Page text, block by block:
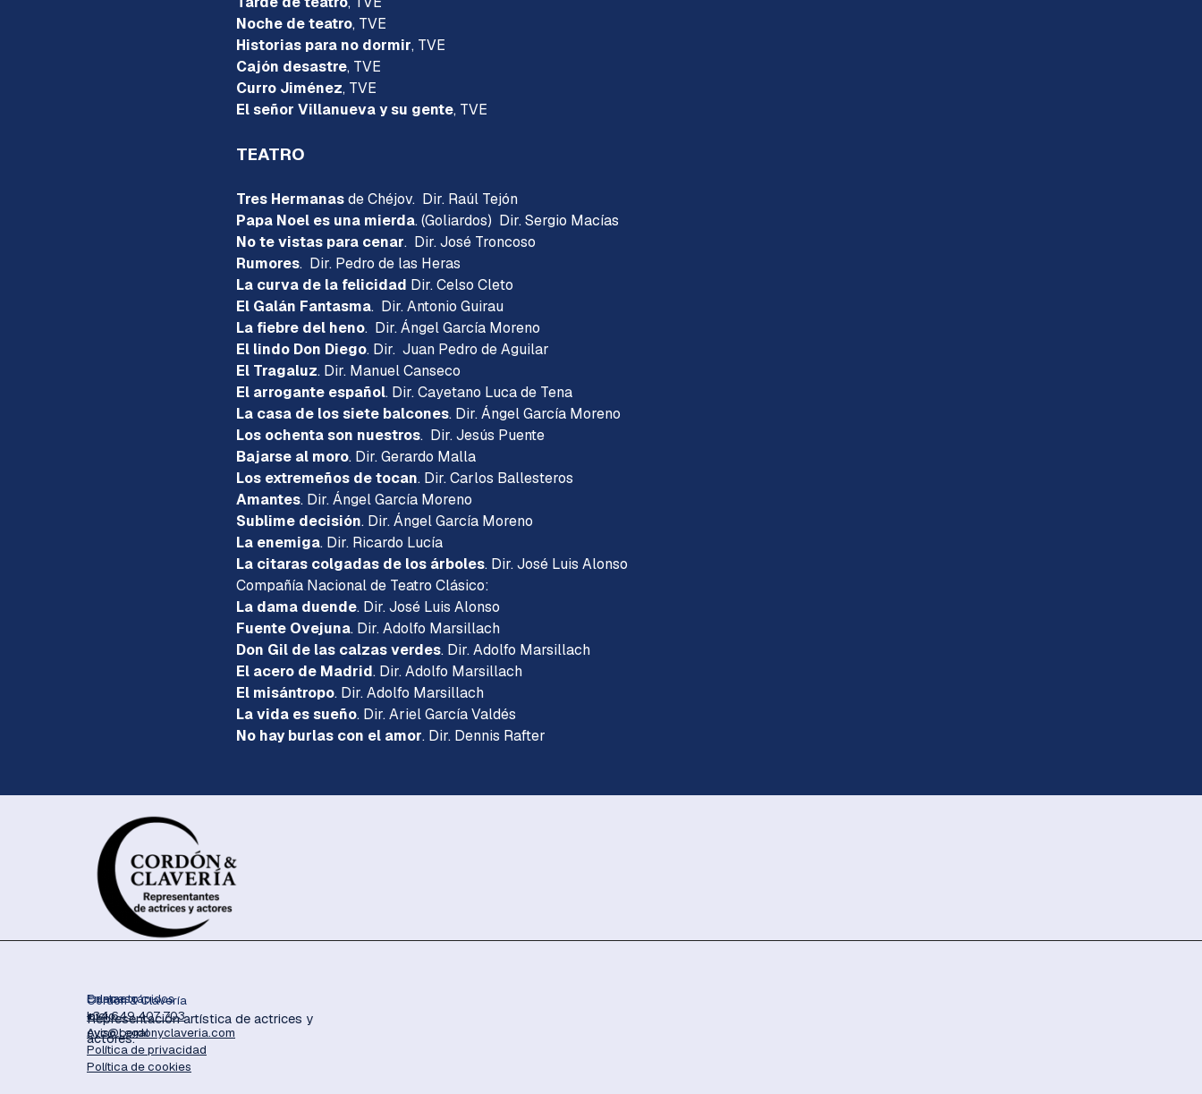
Noche de teatro, TVE
Historias para no dormir, TVE
Cajón desastre, TVE
Curro Jiménez, TVE
El señor Villanueva y su gente, TVE
TEATRO
Tres Hermanas de Chéjov. Dir. Raúl Tejón
Papa Noel es una mierda. (Goliardos) Dir. Sergio Macías
No te vistas para cenar. Dir. José Troncoso
Rumores. Dir. Pedro de las Heras
La curva de la felicidad Dir. Celso Cleto
El Galán Fantasma. Dir. Antonio Guirau
La fiebre del heno. Dir. Ángel García Moreno
El lindo Don Diego. Dir. Juan Pedro de Aguilar
El Tragaluz. Dir. Manuel Canseco
El arrogante español. Dir. Cayetano Luca de Tena
La casa de los siete balcones. Dir. Ángel García Moreno
Los ochenta son nuestros. Dir. Jesús Puente
Bajarse al moro. Dir. Gerardo Malla
Los extremeños de tocan. Dir. Carlos Ballesteros
Amantes. Dir. Ángel García Moreno
Sublime decisión. Dir. Ángel García Moreno
La enemiga. Dir. Ricardo Lucía
La citaras colgadas de los árboles. Dir. José Luis Alonso
Compañía Nacional de Teatro Clásico:
La dama duende. Dir. José Luis Alonso
Fuente Ovejuna. Dir. Adolfo Marsillach
Don Gil de las calzas verdes. Dir. Adolfo Marsillach
El acero de Madrid. Dir. Adolfo Marsillach
El misántropo. Dir. Adolfo Marsillach
La vida es sueño. Dir. Ariel García Valdés
No hay burlas con el amor. Dir. Dennis Rafter
Contacto
+34 649 407 703
cyc@cordonyclaveria.com
Enlaces rápidos
Inicio
Aviso Legal
Política de privacidad
Política de cookies
Cordón & Clavería
Representación artística de actrices y
actores.